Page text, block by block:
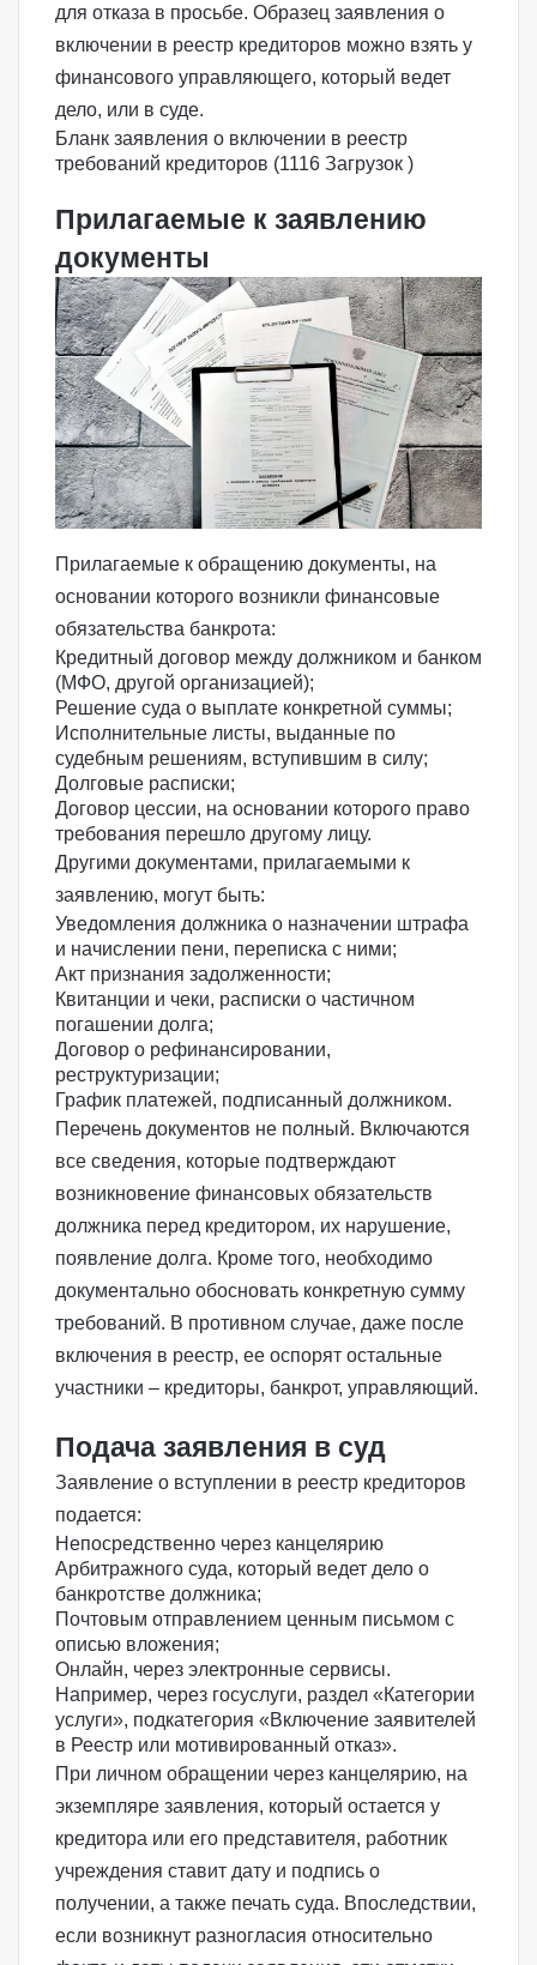
для отказа в просьбе. Образец заявления о
включении в реестр кредиторов можно взять у
финансового управляющего, который ведет
дело, или в суде.
Бланк заявления о включении в реестр
требований кредиторов (1116 Загрузок )
Прилагаемые к заявлению
документы
Прилагаемые к обращению документы, на
основании которого возникли финансовые
обязательства банкрота:
Кредитный договор между должником и банком
(МФО, другой организацией);
Решение суда о выплате конкретной суммы;
Исполнительные листы, выданные по
судебным решениям, вступившим в силу;
Долговые расписки;
Договор цессии, на основании которого право
требования перешло другому лицу.
Другими документами, прилагаемыми к
заявлению, могут быть:
Уведомления должника о назначении штрафа
и начислении пени, переписка с ними;
Акт признания задолженности;
Квитанции и чеки, расписки о частичном
погашении долга;
Договор о рефинансировании,
реструктуризации;
График платежей, подписанный должником.
Перечень документов не полный. Включаются
все сведения, которые подтверждают
возникновение финансовых обязательств
должника перед кредитором, их нарушение,
появление долга. Кроме того, необходимо
документально обосновать конкретную сумму
требований. В противном случае, даже после
включения в реестр, ее оспорят остальные
участники – кредиторы, банкрот, управляющий.
Подача заявления в суд
Заявление о вступлении в реестр кредиторов
подается:
Непосредственно через канцелярию
Арбитражного суда, который ведет дело о
банкротстве должника;
Почтовым отправлением ценным письмом с
описью вложения;
Онлайн, через электронные сервисы.
Например, через госуслуги, раздел «Категории
услуги», подкатегория «Включение заявителей
в Реестр или мотивированный отказ».
При личном обращении через канцелярию, на
экземпляре заявления, который остается у
кредитора или его представителя, работник
учреждения ставит дату и подпись о
получении, а также печать суда. Впоследствии,
если возникнут разногласия относительно